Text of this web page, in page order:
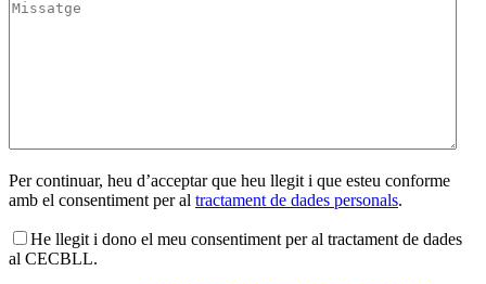
Per continuar, heu d’acceptar que heu llegit i que esteu conforme
amb el consentiment per al tractament de dades personals.
He llegit i dono el meu consentiment per al tractament de dades
al CECBLL.